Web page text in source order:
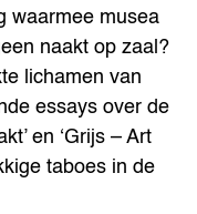
waarmee musea
naakt op zaal?
lichamen van
essays over de
en ‘Grijs – Art
taboes in de